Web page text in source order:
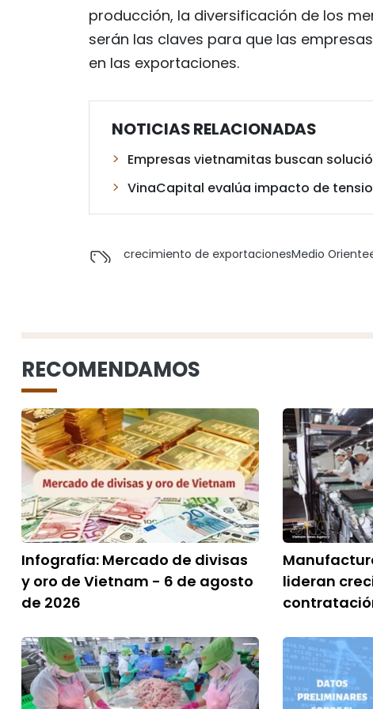
producción, la diversificación de los
serán las claves para que las
en las exportaciones.
NOTICIAS RELACIONADAS
Empresas vietnamitas buscan
VinaCapital evalúa impacto de
crecimiento de exportacionesMedio Oriente
RECOMENDAMOS
Infografía: Mercado de divisas
y oro de Vietnam - 6 de agosto
de 2026
lideran